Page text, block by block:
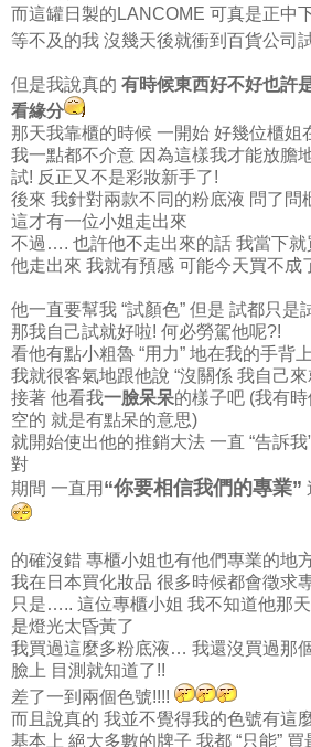
而這罐日製的LANCOME 可真是正中
等不及的我 沒幾天後就衝到百貨公司
但是我說真的 有時候東西好不好也許
看緣分
那天我靠櫃的時候 一開始 好幾位櫃姐
我一點都不介意 因為這樣我才能放膽
試! 反正又不是彩妝新手了!
後來 我針對兩款不同的粉底液 問了問
這才有一位小姐走出來
不過…. 也許他不走出來的話 我當下就
他走出來 我就有預感 可能今天買不成
他一直要幫我 “試顏色” 但是 試都只是
那我自己試就好啦! 何必勞駕他呢?!
看他有點小粗魯 “用力” 地在我的手背
我就很客氣地跟他說 “沒關係 我自己來
接著 他看我一臉呆呆的樣子吧 (我有
空的 就是有點呆的意思)
就開始使出他的推銷大法 一直 “告訴
對
期間 一直用 “你要相信我們的專業”
的確沒錯 專櫃小姐也有他們專業的地
我在日本買化妝品 很多時候都會徵求
只是….. 這位專櫃小姐 我不知道他那
是燈光太昏黃了
我買過這麼多粉底液… 我還沒買過那
臉上 目測就知道了!!
差了一到兩個色號!!!!
而且說真的 我並不覺得我的色號有這
基本上 絕大多數的牌子 我都 “只能” 買